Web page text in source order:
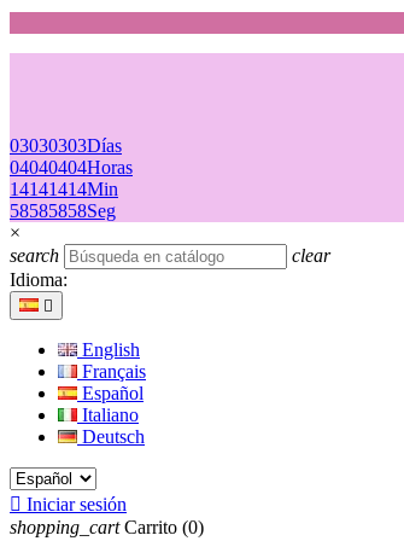
03030303Días
04040404Horas
14141414Min
58585858Seg
×
search
clear
Idioma:

English
Français
Español
Italiano
Deutsch
 Iniciar sesión
shopping_cart Carrito (0)